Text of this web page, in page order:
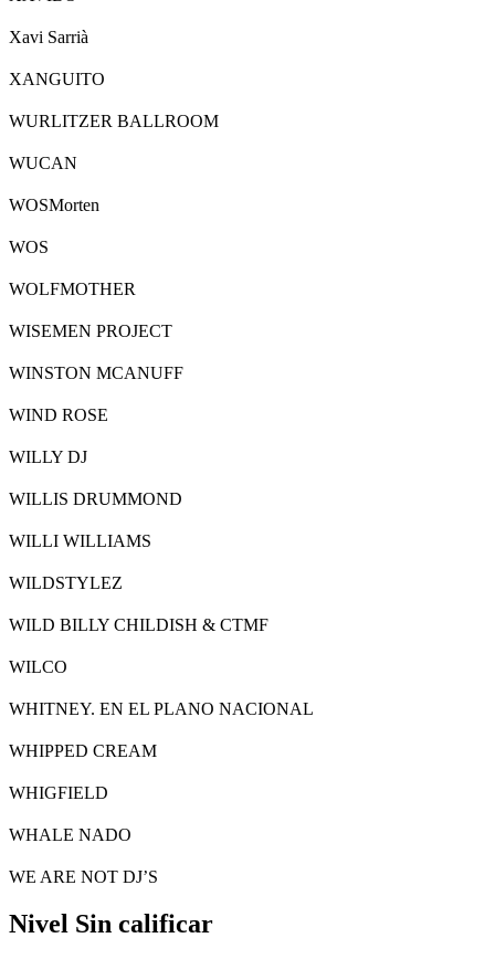
Xavi Sarrià
XANGUITO
WURLITZER BALLROOM
WUCAN
WOSMorten
WOS
WOLFMOTHER
WISEMEN PROJECT
WINSTON MCANUFF
WIND ROSE
WILLY DJ
WILLIS DRUMMOND
WILLI WILLIAMS
WILDSTYLEZ
WILD BILLY CHILDISH & CTMF
WILCO
WHITNEY. EN EL PLANO NACIONAL
WHIPPED CREAM
WHIGFIELD
WHALE NADO
WE ARE NOT DJ’S
Nivel Sin calificar